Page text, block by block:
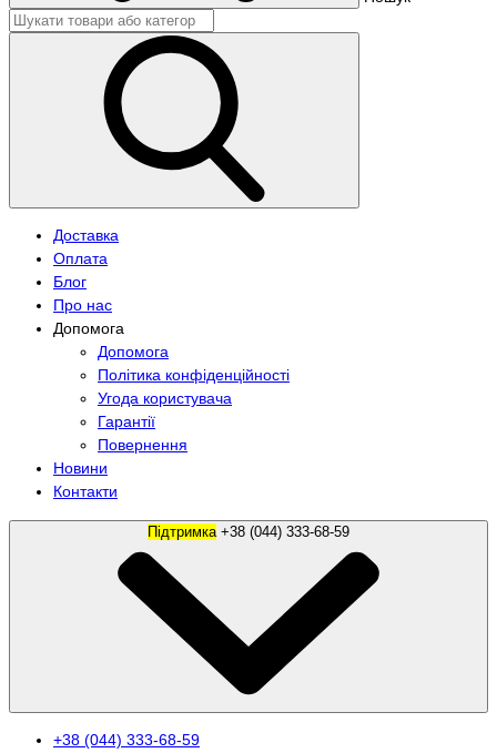
Доставка
Оплата
Блог
Про нас
Допомога
Допомога
Політика конфіденційності
Угода користувача
Гарантії
Повернення
Новини
Контакти
Підтримка
+38 (044) 333-68-59